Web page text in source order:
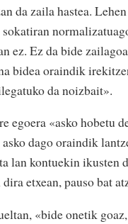
da zaila hastea.
ez. Ez da bide
bidea oraindik
da noizbait».
egoera «asko hobetu
dago oraindik
lan kontuekin ikusten
etxean, pauso bat
«bide onetik